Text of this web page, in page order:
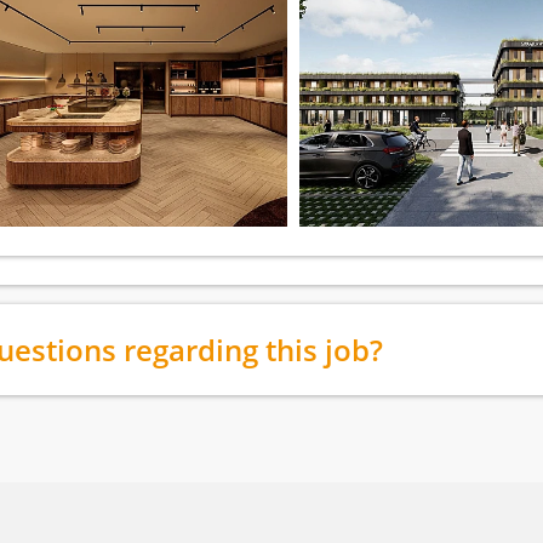
regarding this job?